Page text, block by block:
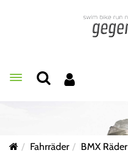
Toggle navigation
Fahrräder BMX Räder